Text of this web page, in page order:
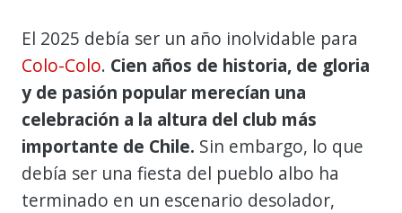
El 2025 debía ser un año inolvidable para
Colo-Colo. Cien años de historia, de gloria
y de pasión popular merecían una
celebración a la altura del club más
importante de Chile. Sin embargo, lo que
debía ser una fiesta del pueblo albo ha
terminado en un escenario desolador,